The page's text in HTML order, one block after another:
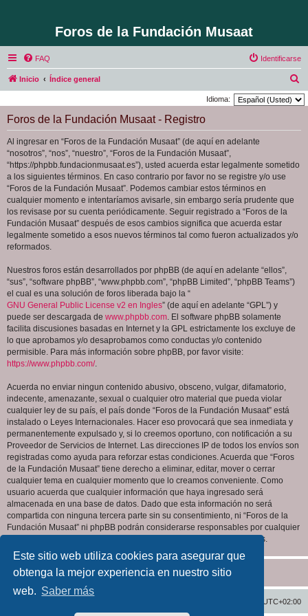
Este sitio web utiliza cookies para asegurar que
obtenga la mejor experiencia en nuestro sitio
web. Saber más
Foros de la Fundación Musaat
FAQ Identificarse
Inicio Índice general
u
Idioma:
Foros de la Fundación Musaat - Registro
Al ingresar en “Foros de la Fundación Musaat” (de aquí en adelante
“nosotros”, “nos”, “nuestro”, “Foros de la Fundación Musaat”,
“https://phpbb.fundacionmusaat.es”), usted acuerda estar legalmente sometido
a los siguientes términos. En caso contrario por favor no se registre y/o use
“Foros de la Fundación Musaat”. Podemos cambiar estos términos en
cualquier momento e intentaríamos avisarle, sin embargo sería prudente que
los revisase por su cuenta periódicamente. Seguir registrado a “Foros de la
Fundación Musaat” después de esos cambios significa que acuerda estar
legalmente sometido a esos nuevos términos tal como fueron actualizados y/o
reformados.
Nuestros foros están desarrollados por phpBB (de aquí en adelante “ellos”,
“sus”, “software phpBB”, “www.phpbb.com”, “phpBB Limited”, “phpBB Teams”)
el cual es una solución de foros liberada bajo la “
GNU General Public License v2 en Ingles” (de aquí en adelante “GPL”) y
puede ser descargada de www.phpbb.com. El software phpBB solamente
facilita discusiones basadas en Internet y la GPL estrictamente los excluye de
lo que aprobamos y/o desaprobamos como conductas y/o contenido
permisible. Para más información sobre phpBB, por favor visite:
https://www.phpbb.com/.
Acuerda no enviar ningun contenido abusivo, obsceno, vulgar, difamatorio,
indecente, amenazante, sexual o cualquier otro material que pueda violar
cualquier ley de su país, el país donde “Foros de la Fundación Musaat” está
instalado o Leyes Internacionales. Hacer eso provocará que sea inmediata y
permanentemente expulsado y, si lo creemos oportuno, con notificación a su
Proveedor de Servicios de Internet. Las direcciones IP de todos los envíos son
registradas como ayuda para reforzar estas condiciones. Acuerda que “Foros
de la Fundación Musaat” tiene derecho a eliminar, editar, mover o cerrar
cualquier tema en cualquier momento que lo creamos conveniente. Como
usuario acuerda que cualquier información que haya ingresado será
almacenada en una base de datos. Dado que esta información no será
compartida con ninguna tercera parte sin su consentimiento, ni “Foros de la
Fundación Musaat” ni phpBB podrán considerarse responsables por cualquier
intento de hacking que conlleve a que los datos sean comprometidos.
UTC+02:00